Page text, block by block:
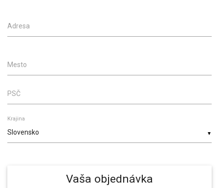
Adresa
Mesto
PSČ
▼
Krajina
Vaša objednávka